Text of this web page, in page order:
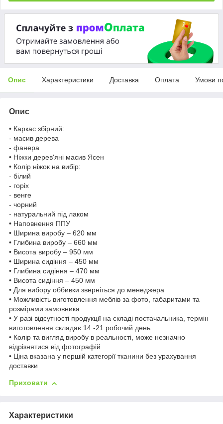
Опис Характеристики Доставка Оплата Умови
Опис
• Каркас збірний:
- масив дерева
- фанера
• Ніжки дерев'яні масив Ясен
• Колір ніжок на вибір:
- білий
- горіх
- венге
- чорний
- натуральний під лаком
• Наповнення ППУ
• Ширина виробу – 620 мм
• Глибина виробу – 660 мм
• Висота виробу – 950 мм
• Ширина сидіння – 450 мм
• Глибина сидіння – 470 мм
• Висота сидіння – 450 мм
• Для вибору оббивки зверніться до менеджера
• Можливість виготовлення меблів за фото, габаритами та
розмірами замовника
• У разі відсутності продукції на складі постачальника, термін
виготовлення складає 14 -21 робочий день
• Колір та вигляд виробу в реальності, може незначно
відрізнятися від фотографій
• Ціна вказана у першій категорії тканини без урахування
доставки
Приховати
Характеристики